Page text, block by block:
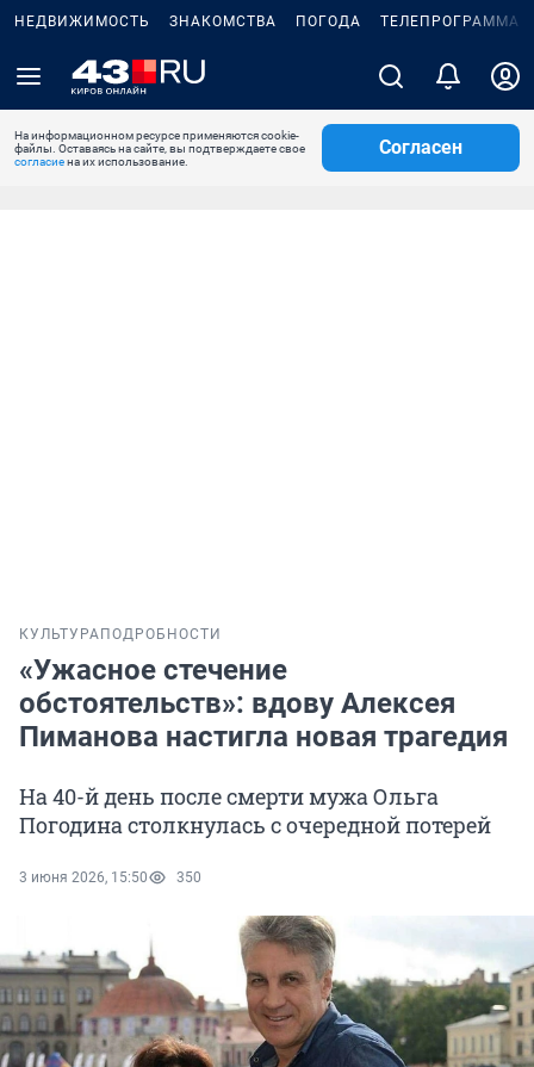
НЕДВИЖИМОСТЬ ЗНАКОМСТВА ПОГОДА ТЕЛЕПРОГРАММА
На информационном ресурсе применяются cookie-
файлы. Оставаясь на сайте, вы подтверждаете свое
согласиена их использование.
Согласен
КУЛЬТУРА ПОДРОБНОСТИ
«Ужасное стечение
обстоятельств»: вдову Алексея
Пиманова настигла новая трагедия
На 40-й день после смерти мужа Ольга
Погодина столкнулась с очередной потерей
3 июня 2026, 15:50 350